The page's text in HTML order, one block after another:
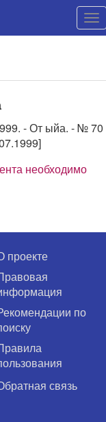
- От ыйа. - № 70
необходимо
проекте
по
связь